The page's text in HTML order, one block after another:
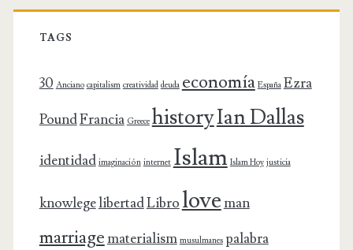
TAGS
30 Anciano capitalism creatividad deuda economía España Ezra
PoundFrancia Greece historyIan Dallas
identidad imaginación internet Islam Islam Hoy justicia
knowlegelibertadLibrolove man
marriage materialism musulmanes palabra